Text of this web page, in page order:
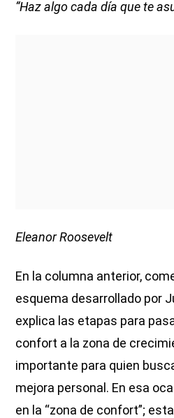
“Haz algo cada día que te
Eleanor Roosevelt
En la columna anterior,
esquema desarrollado por
explica las etapas para
confort a la zona de
importante para quien
mejora personal. En esa
en la “zona de confort”;